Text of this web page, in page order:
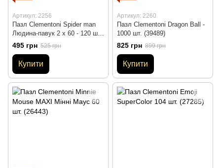
Артикул: 2256
Пазл Clementoni Spider man
Людина-павук 2 x 60 - 120 шт.
(21608)
495 грн 525 грн
Купити
Артикул: 2260
Пазл Clementoni Dragon Ball -
1000 шт. (39489)
825 грн 899 грн
Купити